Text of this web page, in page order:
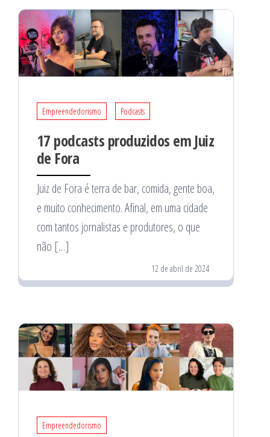
Empreendedorismo Podcasts
17 podcasts produzidos em Juiz
de Fora
Juiz de Fora é terra de bar, comida, gente boa,
e muito conhecimento. Afinal, em uma cidade
com tantos jornalistas e produtores, o que
não […]
12 de abril de 2024
Empreendedorismo